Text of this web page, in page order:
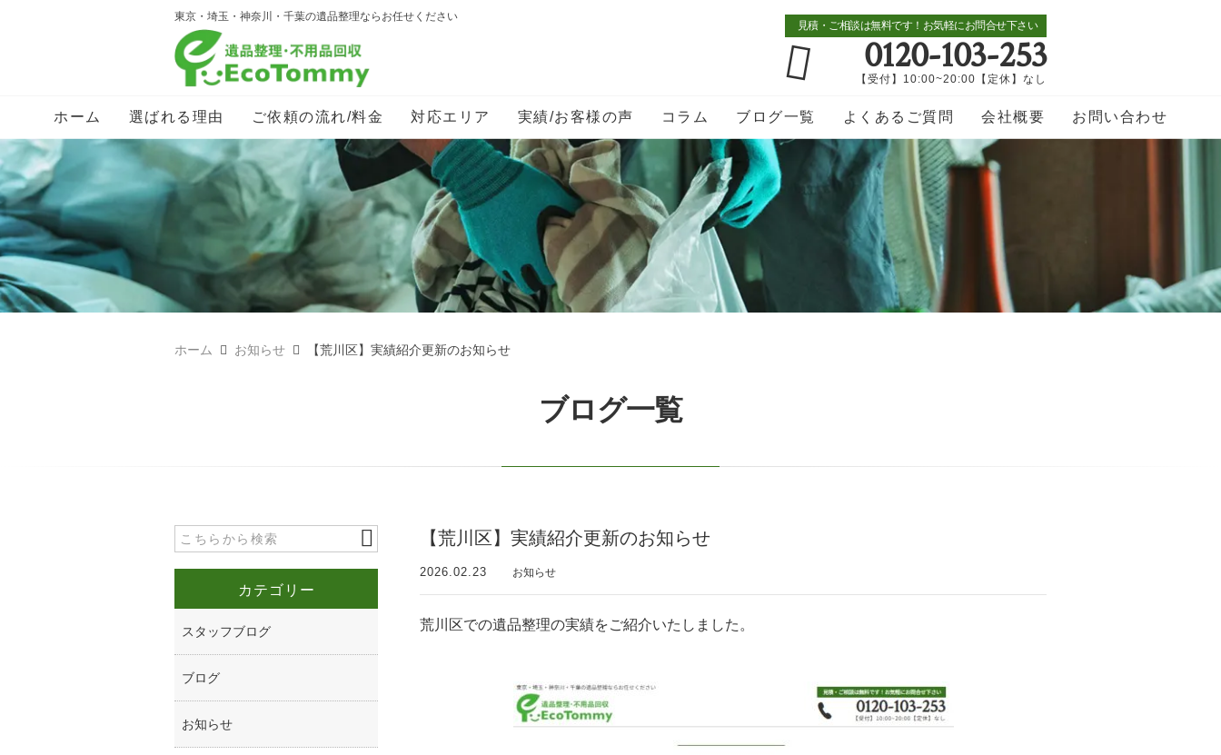
東京・埼玉・神奈川・千葉の遺品整理ならお任せください
見積・ご相談は無料です！お気軽にお問合せ下さい
0120-103-253
【受付】10:00~20:00【定休】なし
ホーム 選ばれる理由 ご依頼の流れ/料金 対応エリア 実績/お客様の声 コラム ブログ一覧 よくあるご質問 会社概要 お問い合わせ
ホーム お知らせ 【荒川区】実績紹介更新のお知らせ
ブログ一覧
【荒川区】実績紹介更新のお知らせ
2026.02.23 お知らせ
荒川区での遺品整理の実績をご紹介いたしました。
カテゴリー
スタッフブログ
ブログ
お知らせ